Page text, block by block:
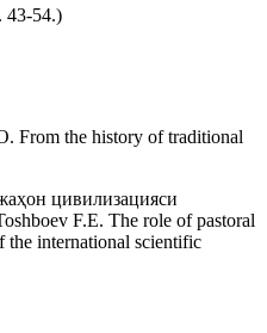
43-54.)
From the history of traditional
цивилизацияси
F.E. The role of pastoral
the international scientific